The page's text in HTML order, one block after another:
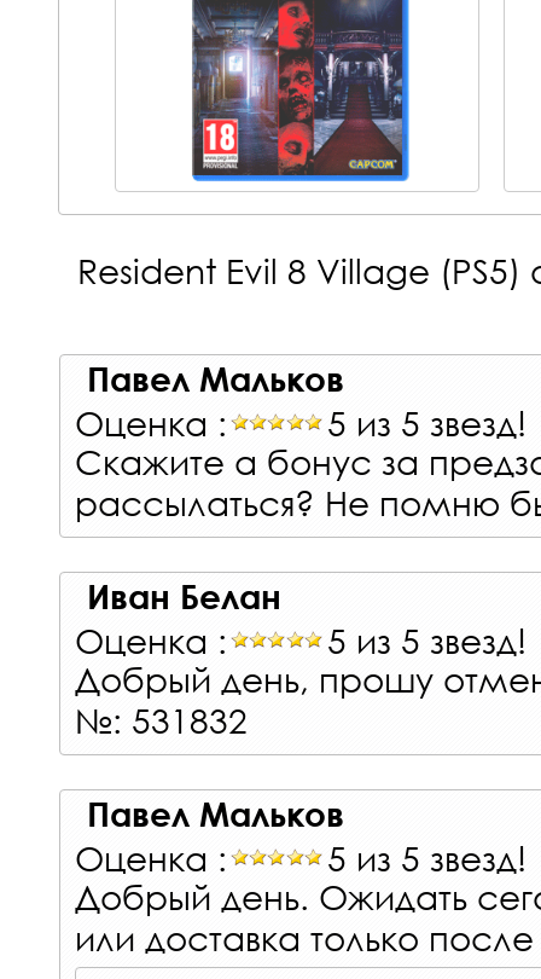
Resident Evil 8 Village (PS5)
Павел Мальков
Оценка :
5 из 5 звезд!
Скажите а бонус за
рассылаться? Не помню
Иван Белан
Оценка :
5 из 5 звезд!
Добрый день, прошу
№: 531832
Павел Мальков
Оценка :
5 из 5 звезд!
Добрый день. Ожидать
или доставка только